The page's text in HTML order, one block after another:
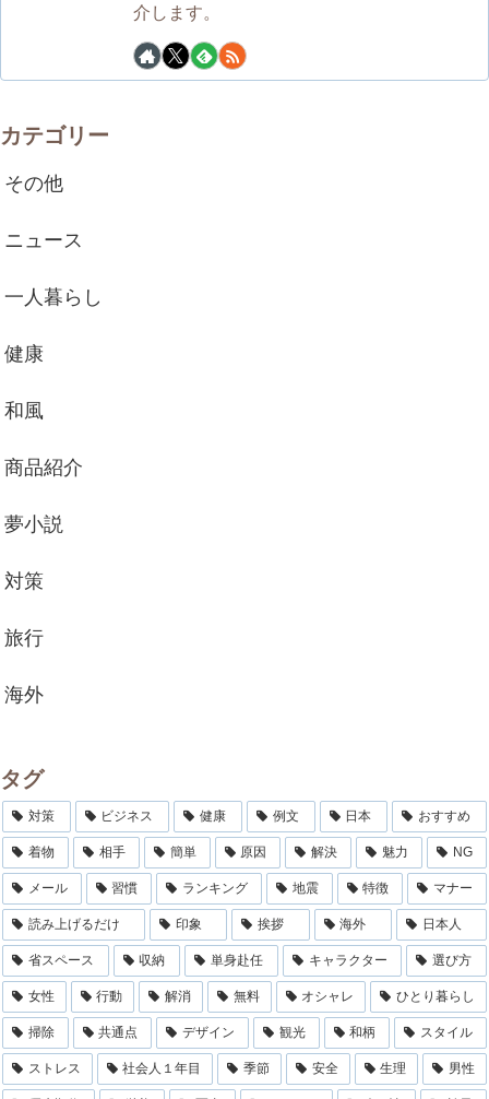
介します。
カテゴリー
その他
ニュース
一人暮らし
健康
和風
商品紹介
夢小説
対策
旅行
海外
タグ
対策 ビジネス 健康 例文 日本 おすすめ
着物 相手 簡単 原因 解決 魅力 NG
メール 習慣 ランキング 地震 特徴 マナー
読み上げるだけ 印象 挨拶 海外 日本人
省スペース 収納 単身赴任 キャラクター 選び方
女性 行動 解消 無料 オシャレ ひとり暮らし
掃除 共通点 デザイン 観光 和柄 スタイル
ストレス 社会人１年目 季節 安全 生理 男性